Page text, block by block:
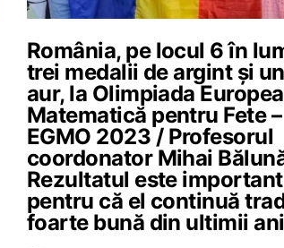
România, pe locul 6 în
trei medalii de argint și
aur, la Olimpiada
Matematică pentru Fete –
EGMO 2023 / Profesorul
coordonator Mihai
Rezultatul este important
pentru că el continuă
foarte bună din ultimii ani